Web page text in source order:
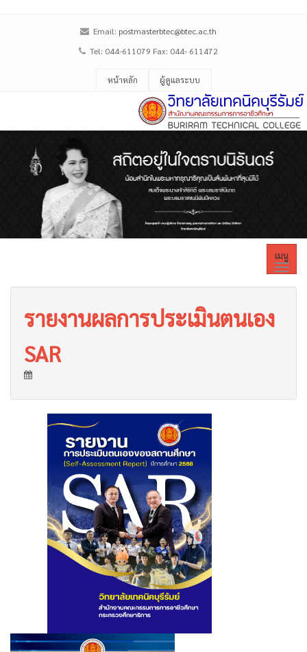
Email: postmasterbtec@btec.ac.th
Tel: 044-611079 Fax: 044- 611472
หน้าหลัก ผู้ดูแลระบบ
เมนู
รายงานผลการประเมินตนเอง
SAR